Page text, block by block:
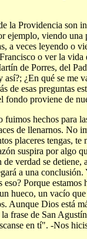
la Providencia son
ejemplo, viendo una
a veces leyendo o
o ver la
de Porres, del
¿En qué se me
de esas preguntas
fondo proviene de
hechos para
de llenarnos. No
placeres tengas, te
suspira por algo
verdad se detiene,
a una
Porque
hueco, un vacío
Aunque Dios está
frase de San
en tí". -Nos